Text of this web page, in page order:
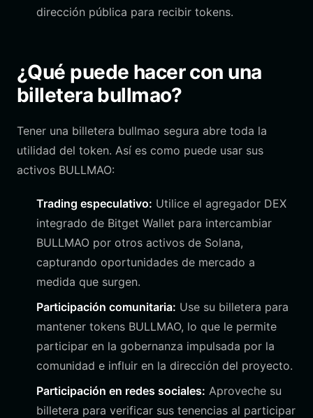
dirección pública para recibir tokens.
¿Qué puede hacer con una
billetera bullmao?
Tener una billetera bullmao segura abre toda la
utilidad del token. Así es como puede usar sus
activos BULLMAO:
Trading especulativo: Utilice el agregador DEX
integrado de Bitget Wallet para intercambiar
BULLMAO por otros activos de Solana,
capturando oportunidades de mercado a
medida que surgen.
Participación comunitaria: Use su billetera para
mantener tokens BULLMAO, lo que le permite
participar en la gobernanza impulsada por la
comunidad e influir en la dirección del proyecto.
Participación en redes sociales: Aproveche su
billetera para verificar sus tenencias al participar